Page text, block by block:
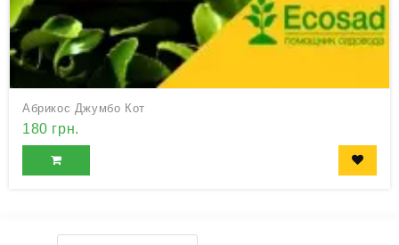
Абрикос Джумбо Кот
180 грн.